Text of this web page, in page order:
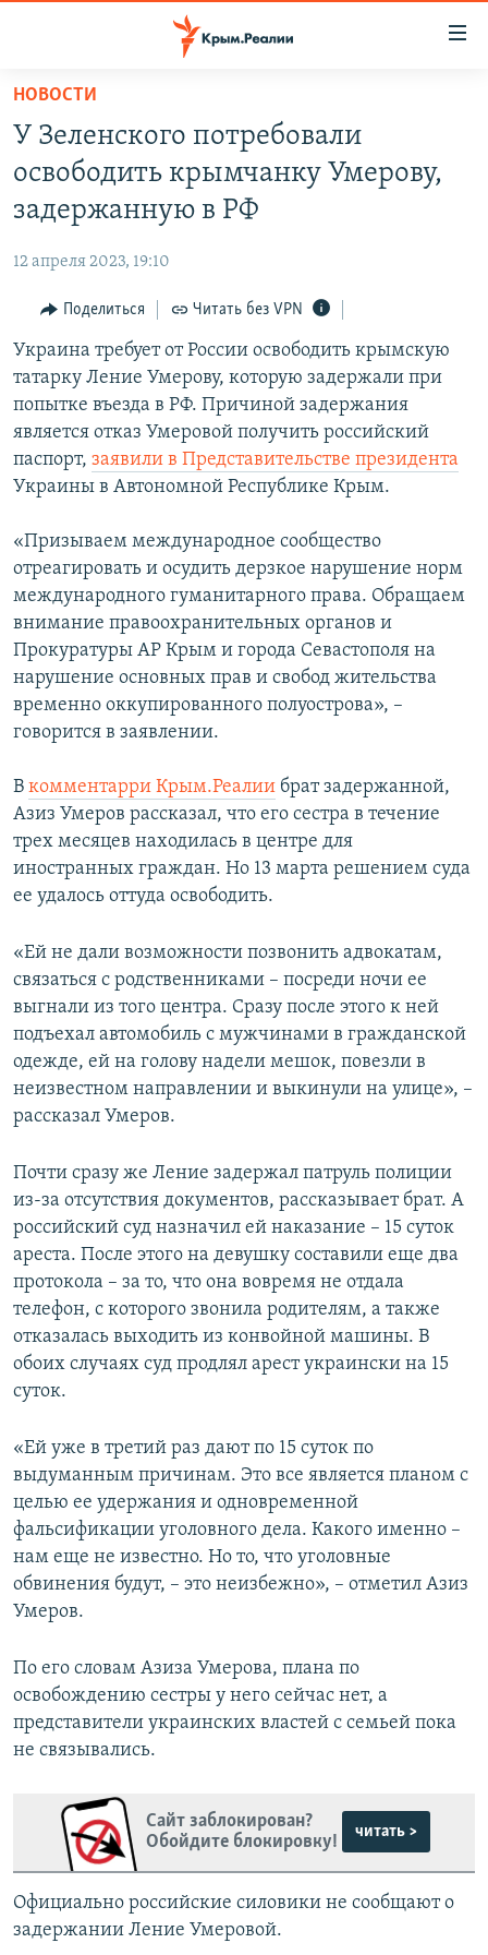
Вернуться
основному
содержанию
главной
навигации
Вернутся
поиску
СПЕЦПРОЕКТЫ
11 ЛЕТ ОККУПАЦИИ КРЫМА. 11 ИСТОРИЙ СОПРОТИВЛЕНИЯ
ЕЩЕ
ИНТЕРАКТИВ
ИНФОГРАФИКА
ТЕЛЕПРОЕКТ КРЫМ.РЕАЛИИ
СОВЕТЫ ПРАВОЗАЩИТНИКОВ
ПРОПАВШИЕ БЕЗ ВЕСТИ
КРЫМ.НЕПОКОРЕННЫЙ
ELIFBE
УКРАИНСКАЯ ПРОБЛЕМА КРЫМА
РАДІО СВОБОДА
КАК ОБОЙТИ БЛОКИРОВКУ
Українською
Все сайты RFE/RL
НОВОСТИ
У Зеленского потребовали
освободить крымчанку Умерову,
задержанную в РФ
12 апреля 2023, 19:10
Поделиться Читать без VPN
Украина требует от России освободить крымскую
татарку Ление Умерову, которую задержали при
попытке въезда в РФ. Причиной задержания
является отказ Умеровой получить российский
паспорт, заявили в Представительстве президента
Украины в Автономной Республике Крым.
«Призываем международное сообщество
отреагировать и осудить дерзкое нарушение норм
международного гуманитарного права. Обращаем
внимание правоохранительных органов и
Прокуратуры АР Крым и города Севастополя на
нарушение основных прав и свобод жительства
временно оккупированного полуострова», –
говорится в заявлении.
В комментарри Крым.Реалии брат задержанной,
Азиз Умеров рассказал, что его сестра в течение
трех месяцев находилась в центре для
иностранных граждан. Но 13 марта решением суда
ее удалось оттуда освободить.
«Ей не дали возможности позвонить адвокатам,
связаться с родственниками – посреди ночи ее
выгнали из того центра. Сразу после этого к ней
подъехал автомобиль с мужчинами в гражданской
одежде, ей на голову надели мешок, повезли в
неизвестном направлении и выкинули на улице», –
рассказал Умеров.
Почти сразу же Ление задержал патруль полиции
из-за отсутствия документов, рассказывает брат. А
российский суд назначил ей наказание – 15 суток
ареста. После этого на девушку составили еще два
протокола – за то, что она вовремя не отдала
телефон, с которого звонила родителям, а также
отказалась выходить из конвойной машины. В
обоих случаях суд продлял арест украински на 15
суток.
«Ей уже в третий раз дают по 15 суток по
выдуманным причинам. Это все является планом с
целью ее удержания и одновременной
фальсификации уголовного дела. Какого именно –
нам еще не известно. Но то, что уголовные
обвинения будут, – это неизбежно», – отметил Азиз
Умеров.
По его словам Азиза Умерова, плана по
освобождению сестры у него сейчас нет, а
представители украинских властей с семьей пока
не связывались.
Сайт заблокирован?
Обойдите блокировку!
читать >
Официально российские силовики не сообщают о
задержании Ление Умеровой.